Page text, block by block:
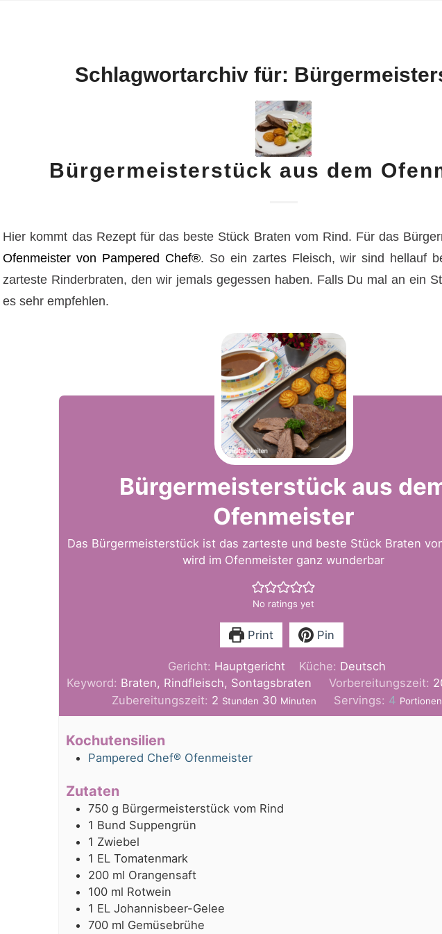
Schlagwortarchiv für:
Bürgermeisterstück aus dem
Hier kommt das Rezept für das beste Stück Braten vom Rind. Für das
Ofenmeister von Pampered Chef®. So ein zartes Fleisch, wir sind hellauf
zarteste Rinderbraten, den wir jemals gegessen haben. Falls Du mal an ein
es sehr empfehlen.
Bürgermeisterstück aus
Ofenmeister
Das Bürgermeisterstück ist das zarteste und beste Stück Braten
wird im Ofenmeister ganz wunderbar
No ratings yet
Print Pin
Gericht: Hauptgericht Küche: Deutsch
Keyword: Braten, Rindfleisch, Sontagsbraten Vorbereitungszeit:
Zubereitungszeit: 2Stunden
Stunden 30Minuten
Minuten Servings: 4 Portionen
Kochutensilien
Pampered Chef® Ofenmeister
Zutaten
750 g Bürgermeisterstück vom Rind
1 Bund Suppengrün
1 Zwiebel
1 EL Tomatenmark
200 ml Orangensaft
100 ml Rotwein
1 EL Johannisbeer-Gelee
700 ml Gemüsebrühe